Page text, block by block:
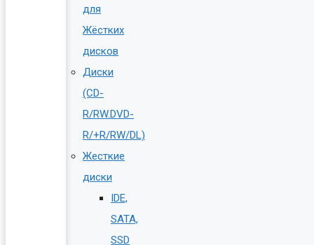
для
Жёстких
дисков
Диски
(CD-
R/RW.DVD-
R/+R/RW/DL)
Жесткие
диски
IDE,
SATA,
SSD